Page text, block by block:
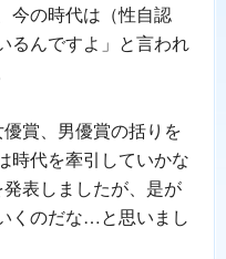
今の時代は（性自認
るんですよ」と言われ
賞、男優賞の括りを
時代を牽引していかな
表しましたが、是が
くのだな…と思いまし